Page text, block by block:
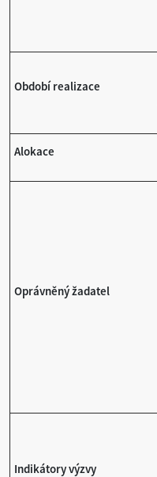
Období realizace
Alokace
Oprávněný žadatel
Indikátory výzvy